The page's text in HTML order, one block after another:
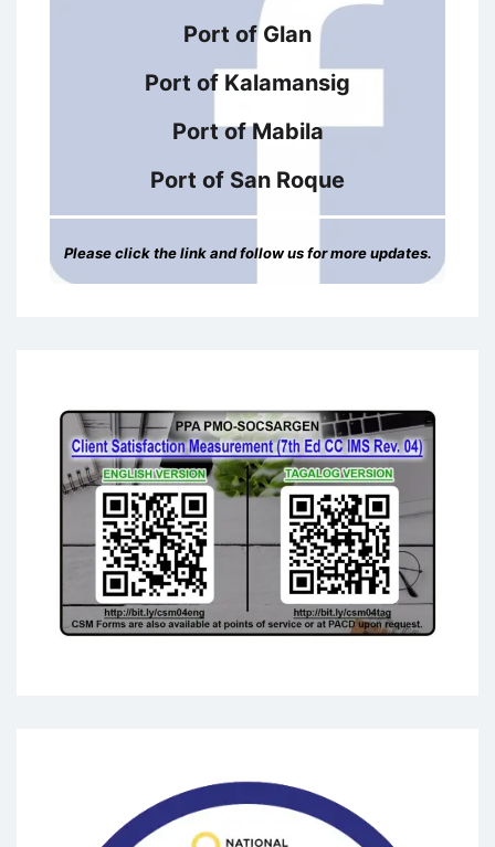
Port of Glan
Port of Kalamansig
Port of Mabila
Port of San Roque
Please click the link and follow us for more updates.